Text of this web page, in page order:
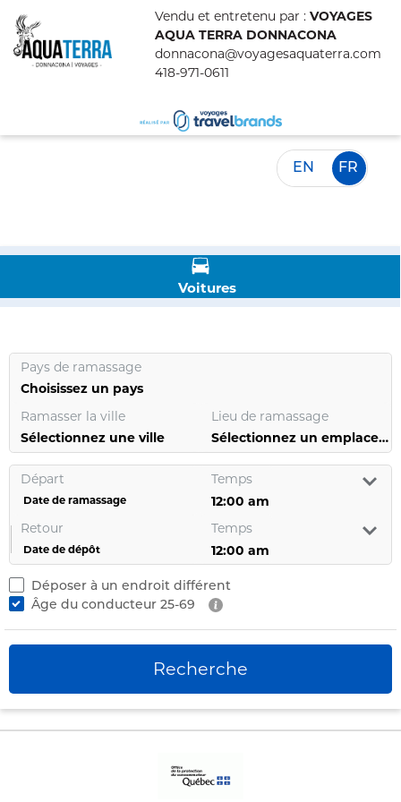
Vendu et entretenu par : VOYAGES
AQUA TERRA DONNACONA
donnacona@voyagesaquaterra.com
418-971-0611
EN FR
Voitures
Pays de ramassage
Choisissez un pays
Ramasser la ville
Sélectionnez une ville
Lieu de ramassage
Sélectionnez un emplacement
Départ
Date de ramassage
Temps
Retour
Date de dépôt
Temps
Déposer à un endroit différent
Âge du conducteur25-69
Recherche